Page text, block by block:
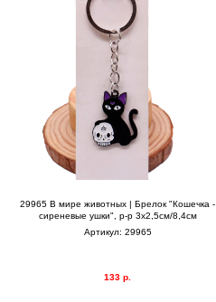
29965 В мире животных | Брелок "Кошечка -
сиреневые ушки", р-р 3х2,5см/8,4см
Артикул: 29965
133 р.